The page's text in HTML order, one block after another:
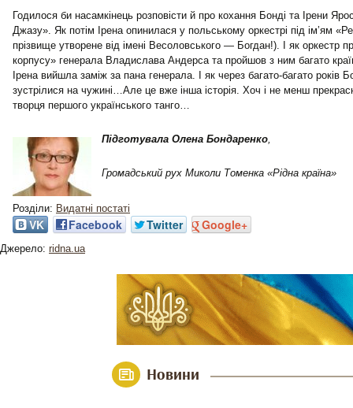
Годилося би насамкінець розповісти й про кохання Бонді та Ірени
Джазу». Як потім Ірена опинилася у польському оркестрі під ім’ям
прізвище утворене від імені Весоловського — Богдан!). І як оркестр
корпусу» генерала Владислава Андерса та пройшов з ним багато
Ірена вийшла заміж за пана генерала. І як через багато-багато років
зустрілися на чужині…Але це вже інша історія. Хоч і не менш
творця першого українського танго…
Підготувала Олена Бондаренко,
Громадський рух Миколи Томенка «Рідна країна»
Розділи: Видатні постаті
VK Facebook Twitter Google+
Джерело: ridna.ua
Новини